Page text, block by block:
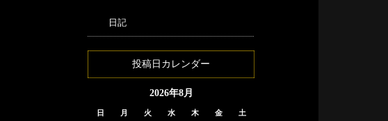
日記
投稿日カレンダー
2026年8月
日 月 火 水 木 金 土